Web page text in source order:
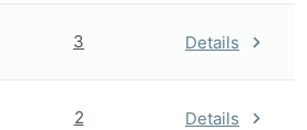
3 Details
2 Details